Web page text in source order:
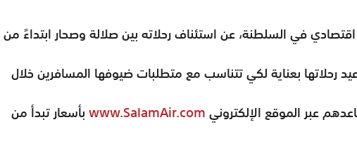
في السلطنة، عن استئناف رحلاته بين صلالة وصحار ابتداءً من
رحلاتها بعناية لكي تتناسب مع متطلبات ضيوفها المسافرين خلال
عبر الموقع الإلكترونيwww.SalamAir.comبأسعار تبدأ من